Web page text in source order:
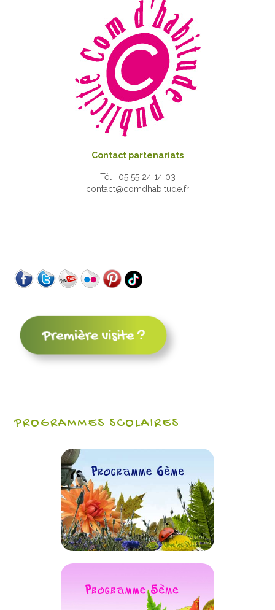
Contact partenariats
Tél : 05 55 24 14 03
contact@comdhabitude.fr
PROGRAMMES SCOLAIRES